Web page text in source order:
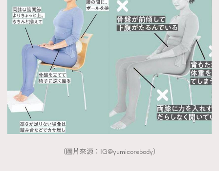
（圖片來源：IG@yumicorebody）